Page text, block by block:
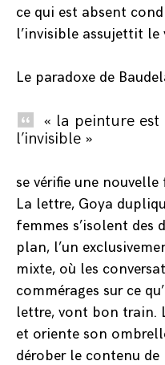
ce qui est absent
l’invisible assujettit le
Le paradoxe de
« la peinture
l’invisible »
se vérifie une
La lettre, Goya
femmes s’isolent des
plan, l’un
mixte, où les
commérages sur ce
lettre, vont bon train.
et oriente son
dérober le contenu de